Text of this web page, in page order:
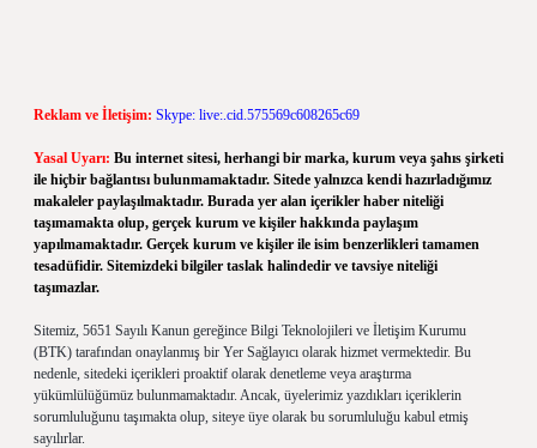
Reklam ve İletişim: Skype: live:.cid.575569c608265c69
Yasal Uyarı: Bu internet sitesi, herhangi bir marka, kurum veya şahıs şirketi
ile hiçbir bağlantısı bulunmamaktadır. Sitede yalnızca kendi hazırladığımız
makaleler paylaşılmaktadır. Burada yer alan içerikler haber niteliği
taşımamakta olup, gerçek kurum ve kişiler hakkında paylaşım
yapılmamaktadır. Gerçek kurum ve kişiler ile isim benzerlikleri tamamen
tesadüfidir. Sitemizdeki bilgiler taslak halindedir ve tavsiye niteliği
taşımazlar.
Sitemiz, 5651 Sayılı Kanun gereğince Bilgi Teknolojileri ve İletişim Kurumu
(BTK) tarafından onaylanmış bir Yer Sağlayıcı olarak hizmet vermektedir. Bu
nedenle, sitedeki içerikleri proaktif olarak denetleme veya araştırma
yükümlülüğümüz bulunmamaktadır. Ancak, üyelerimiz yazdıkları içeriklerin
sorumluluğunu taşımakta olup, siteye üye olarak bu sorumluluğu kabul etmiş
sayılırlar.